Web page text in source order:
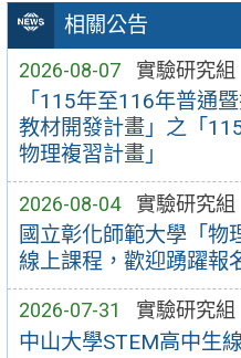
相關公告
2026-08-07 實驗研究組
「115年至116年普通
教材開發計畫」之「
物理複習計畫」
2026-08-04 實驗研究組
國立彰化師範大學「物
線上課程，歡迎踴躍報
2026-07-31 實驗研究組
中山大學STEM高中生